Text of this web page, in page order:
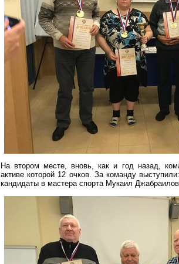
На втором месте, вновь, как и год назад,
активе которой 12 очков. За команду
кандидаты в мастера спорта Мукаил